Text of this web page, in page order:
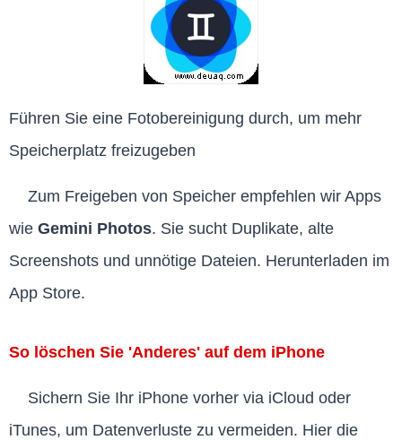
Führen Sie eine Fotobereinigung durch, um mehr
Speicherplatz freizugeben
Zum Freigeben von Speicher empfehlen wir Apps
wie Gemini Photos. Sie sucht Duplikate, alte
Screenshots und unnötige Dateien. Herunterladen im
App Store.
So löschen Sie 'Anderes' auf dem iPhone
Sichern Sie Ihr iPhone vorher via iCloud oder
iTunes, um Datenverluste zu vermeiden. Hier die